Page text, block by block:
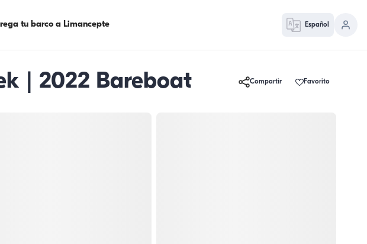
tu barco a Limancepte Español
| 2022 Bareboat Compartir Favorito